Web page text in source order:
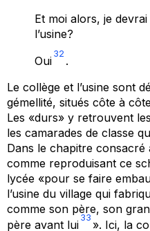
Et moi alors, je
l’usine?
Oui
32
.
Le collège et l’usine sont
gémellité, situés côte à
Les «durs» y retrouvent
les camarades de classe
Dans le chapitre consacré
comme reproduisant ce
lycée «pour se faire
l’usine du village qui
comme son père, son
père avant lui
33
». Ici, la